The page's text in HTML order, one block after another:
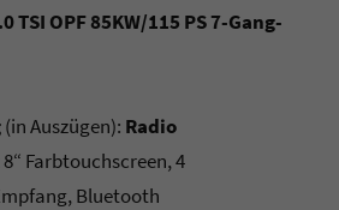
TSI OPF 85KW/115 PS 7-Gang-
(in Auszügen): Radio
Farbtouchscreen, 4
Bluetooth